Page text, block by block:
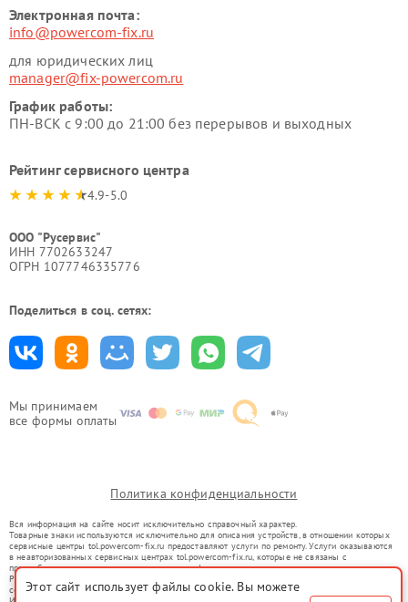
Мы принимаем
все формы оплаты
Электронная почта:
info@powercom-fix.ru
для юридических лиц
manager@fix-powercom.ru
График работы:
ПН-ВСК с 9:00 до 21:00 без перерывов и выходных
Рейтинг сервисного центра
4.9-5.0
ООО "Русервис"
ИНН 7702633247
ОГРН 1077746335776
Поделиться в соц. сетях:
Политика конфиденциальности
Вся информация на сайте носит исключительно справочный характер.
Товарные знаки используются исключительно для описания устройств, в отношении которых
сервисные центры tol.powercom-fix.ru предоставляют услуги по ремонту. Услуги оказываются
в неавторизованных сервисных центрах tol.powercom-fix.ru, которые не связаны с
правообладателями товарных знаков или их официальными представителями.
Ремонт осуществляется для устройств, уже введенных в гражданский оборот в соответствии
со статьей 1487 ГК РФ.
Этот сайт использует файлы cookie. Вы можете